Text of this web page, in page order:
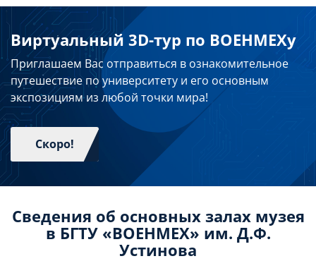
Виртуальный 3D-тур по ВОЕНМЕХу
Приглашаем Вас отправиться в ознакомительное
путешествие по университету и его основным
экспозициям из любой точки мира!
Скоро!
Сведения об основных залах музея
в БГТУ «ВОЕНМЕХ» им. Д.Ф.
Устинова